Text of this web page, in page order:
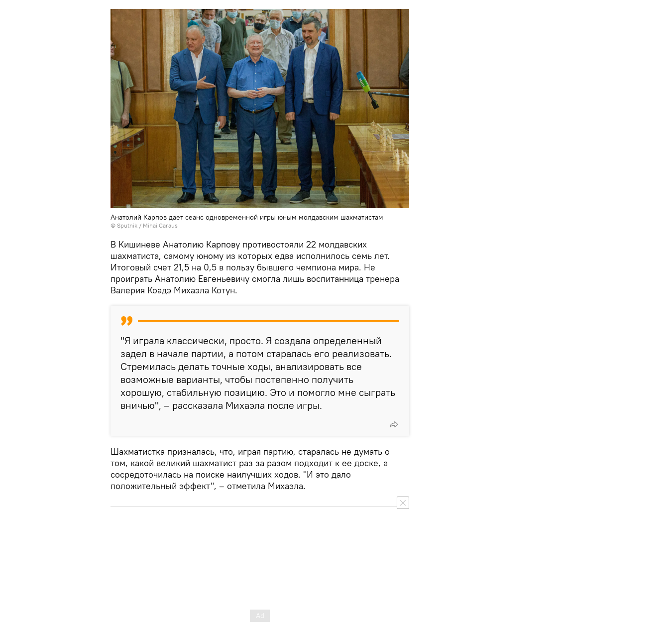
Анатолий Карпов дает сеанс одновременной игры юным молдавским шахматистам
© Sputnik / Mihai Caraus
В Кишиневе Анатолию Карпову противостояли 22 молдавских
шахматиста, самому юному из которых едва исполнилось семь лет.
Итоговый счет 21,5 на 0,5 в пользу бывшего чемпиона мира. Не
проиграть Анатолию Евгеньевичу смогла лишь воспитанница тренера
Валерия Коадэ Михаэла Котун.
"Я играла классически, просто. Я создала определенный
задел в начале партии, а потом старалась его реализовать.
Стремилась делать точные ходы, анализировать все
возможные варианты, чтобы постепенно получить
хорошую, стабильную позицию. Это и помогло мне сыграть
вничью", – рассказала Михаэла после игры.
Шахматистка призналась, что, играя партию, старалась не думать о
том, какой великий шахматист раз за разом подходит к ее доске, а
сосредоточилась на поиске наилучших ходов. "И это дало
положительный эффект", – отметила Михаэла.